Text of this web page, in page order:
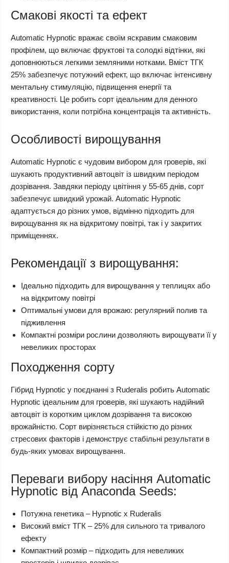
Смакові якості та ефект
Automatic Hypnotic вражає своїм яскравим смаковим
профілем, що включає фруктові та солодкі відтінки, які
доповнюються легкими земляними нотками. Вміст ТГК
25% забезпечує потужний ефект, що включає інтенсивну
ментальну стимуляцію, підвищення енергії та
креативності. Це робить сорт ідеальним для денного
використання, коли потрібна концентрація та активність.
Особливості вирощування
Automatic Hypnotic є чудовим вибором для гроверів, які
шукають продуктивний автоцвіт із швидким періодом
дозрівання. Завдяки періоду цвітіння у 55-65 днів, сорт
забезпечує швидкий урожай. Automatic Hypnotic
адаптується до різних умов, відмінно підходить для
вирощування як на відкритому повітрі, так і у закритих
приміщеннях.
Рекомендації з вирощування:
Ідеально підходить для вирощування у теплицях або
на відкритому повітрі
Оптимальні умови для врожаю: регулярний полив та
підживлення
Компактні розміри рослини дозволяють вирощувати її у
невеликих просторах
Походження сорту
Гібрид Hypnotic у поєднанні з Ruderalis робить Automatic
Hypnotic ідеальним для гроверів, які шукають надійний
автоцвіт із коротким циклом дозрівання та високою
врожайністю. Сорт вирізняється стійкістю до різних
стресових факторів і демонструє стабільні результати в
будь-яких умовах вирощування.
Переваги вибору насіння Automatic
Hypnotic від Anaconda Seeds:
Потужна генетика – Hypnotic x Ruderalis
Високий вміст ТГК – 25% для сильного та тривалого
ефекту
Компактний розмір – підходить для невеликих